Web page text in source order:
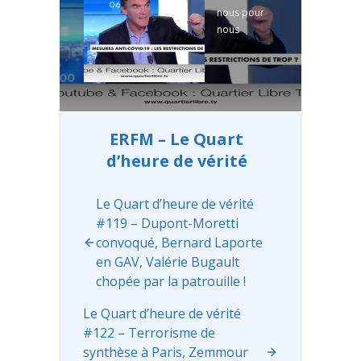
notamment
et la menace
reconfineme
nt, ...Read
more
nous pour
nous
permettre
de continuer,
et surtout
d'aller bien
plus loin
encore avec
un nouveau
média 3.0 ,
explique
comment sur
tipeee ...
Read more
ERFM – Le Quart
d’heure de vérité
Le Quart d’heure de vérité
#119 – Dupont-Moretti
convoqué, Bernard Laporte
en GAV, Valérie Bugault
chopée par la patrouille !
Le Quart d’heure de vérité
#122 – Terrorisme de
synthèse à Paris, Zemmour